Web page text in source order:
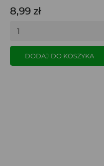
8,99 zł
DODAJ DO KOSZYKA